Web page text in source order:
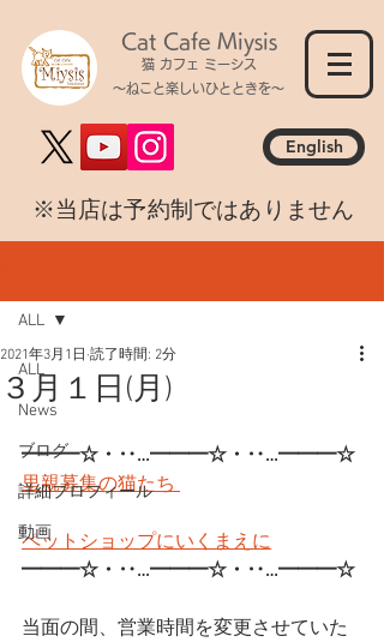
Cat Cafe Miysis
猫 カフェ ミーシス
～ねこと楽しいひとときを～
English
​※当店は予約制ではありません
ALL
News
ブログ
詳細プロフィール
動画
ALL
３月１日(月)
2021年3月1日 読了時間: 2分
━━━☆・‥…━━━☆・‥…━━━☆
里親募集の猫たち
ペットショップにいくまえに
━━━☆・‥…━━━☆・‥…━━━☆
当面の間、営業時間を変更させていた